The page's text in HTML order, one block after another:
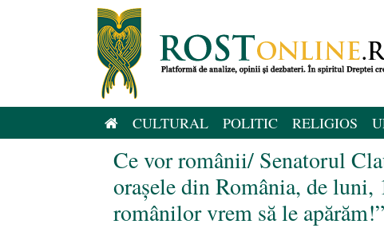
CULTURAL POLITIC RELIGIOS
Ce vor românii/ Senatorul
orașele din România, de
românilor vrem să le apărăm!”